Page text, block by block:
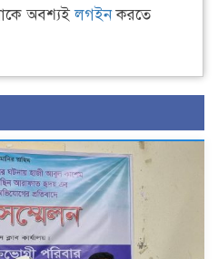
অবশ্যইলগইনকরতে